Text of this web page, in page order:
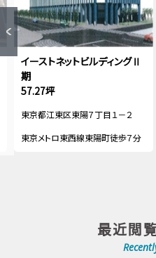
イーストネットビルディングⅡ
期
57.27坪
東京都江東区東陽７丁目１－２
東京メトロ東西線東陽町徒歩７分
最近閲